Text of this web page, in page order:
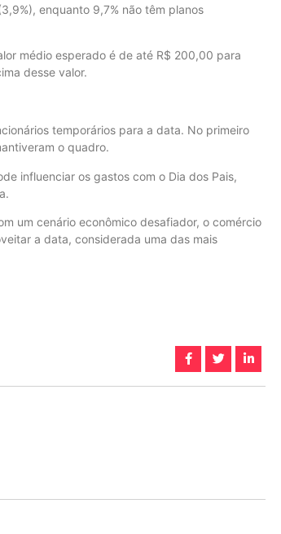
enquanto 9,7% não têm planos
médio esperado é de até R$ 200,00 para
desse valor.
temporários para a data. No primeiro
o quadro.
influenciar os gastos com o Dia dos Pais,
um cenário econômico desafiador, o comércio
a data, considerada uma das mais